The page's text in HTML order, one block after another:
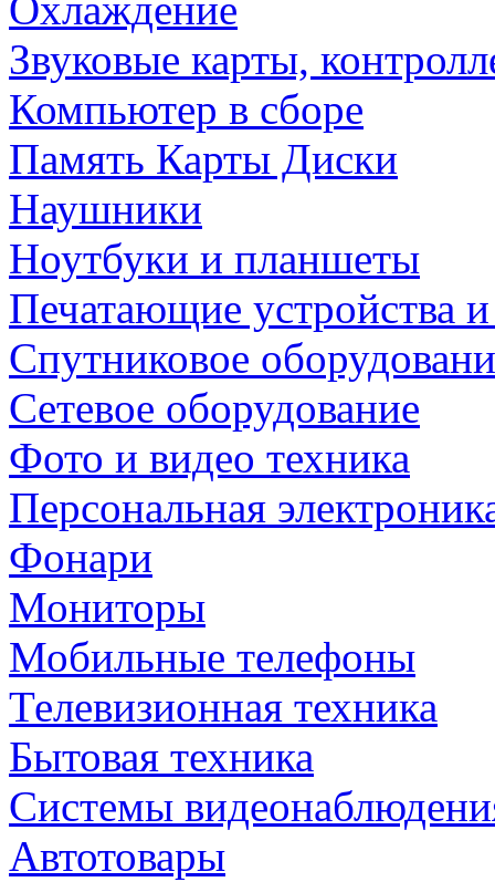
Охлаждение
Звуковые карты,
Компьютер в сборе
Память Карты Диски
Наушники
Ноутбуки и планшеты
Печатающие устройства
Спутниковое
Сетевое оборудование
Фото и видео техника
Персональная
Фонари
Мониторы
Мобильные телефоны
Телевизионная техника
Бытовая техника
Cистемы
Автотовары